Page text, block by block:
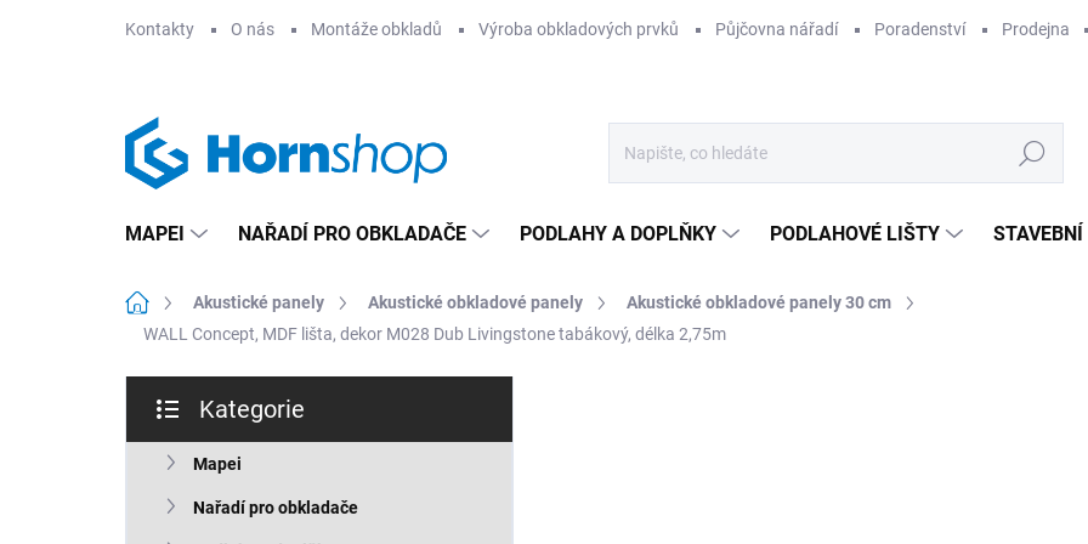
Kontakty O nás Montáže obkladů Výroba obkladových prvků Půjčovna nářadí Poradenství Prodejna
Hledat
MAPEI NAŘADÍ PRO OBKLADAČE PODLAHY A DOPLŇKY PODLAHOVÉ LIŠTY
Domů Akustické panely Akustické obkladové panely
Akustické obkladové panely 30 cm
WALL Concept, MDF lišta, dekor M028 Dub Livingstone tabákový, délka 2,75m
s
kategorie
Kategorie
Mapei
Nařadí pro obkladače